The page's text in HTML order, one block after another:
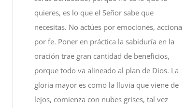
quieres, es lo que el Señor sabe que
necesitas. No actúes por emociones, acciona
por fe. Poner en práctica la sabiduría en la
oración trae gran cantidad de beneficios,
porque todo va alineado al plan de Dios. La
gloria mayor es como la lluvia que viene de
lejos, comienza con nubes grises, tal vez